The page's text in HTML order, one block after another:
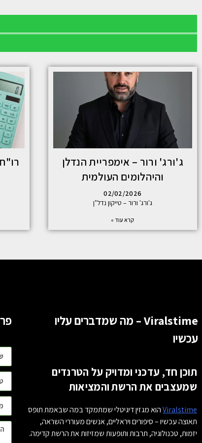
ג'ורג' ורור – אימפריית הנדלן
והיהלומים העולמית
02/02/2026
ג'ורג' ורור – טייקון נדל"ן
קרא עוד »
Viralstime – מה שמדברים עליו
עכשיו
תוכן חד, עדכני ומדויק על הטרנדים
שמעצבים את הרשת והמציאות
Viralstimeהוא מגזין דיגיטלי שמתמקד במה שבאמת תופס
תאוצה עכשיו – סיפורים ויראליים, אנשים מעוררי השראה,
יזמות, טכנולוגיה, תרבות ותופעות שמזיזות את הרשת קדימה.